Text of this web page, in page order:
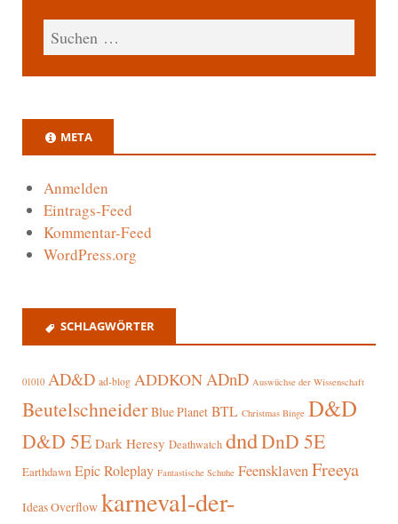
META
Anmelden
Eintrags-Feed
Kommentar-Feed
WordPress.org
SCHLAGWÖRTER
01010 AD&D ad-blog ADDKON ADnD Auswüchse der Wissenschaft
Beutelschneider Blue Planet BTL Christmas Binge D&D
D&D 5E Dark Heresy Deathwatch dndDnD 5E
Earthdawn Epic Roleplay Fantastische Schuhe FeensklavenFreeya
Ideas Overflow karneval-der-